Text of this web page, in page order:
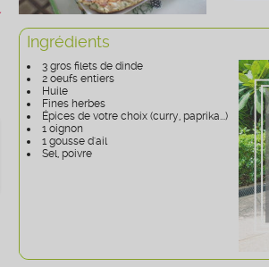
Ingrédients
3 gros filets de dinde
2 oeufs entiers
Huile
Fines herbes
Épices de votre choix (curry, paprika...)
1 oignon
1 gousse d'ail
Sel, poivre